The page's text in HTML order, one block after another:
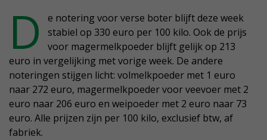
D
e notering voor verse boter blijft deze week
stabiel op 330 euro per 100 kilo. Ook de prijs
voor magermelkpoeder blijft gelijk op 213
euro in vergelijking met vorige week. De andere
noteringen stijgen licht: volmelkpoeder met 1 euro
naar 272 euro, magermelkpoeder voor veevoer met 2
euro naar 206 euro en weipoeder met 2 euro naar 73
euro. Alle prijzen zijn per 100 kilo, exclusief btw, af
fabriek.